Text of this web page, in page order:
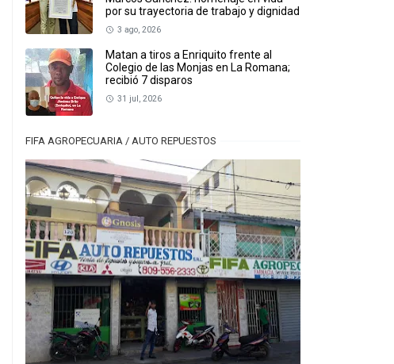
por su trayectoria de trabajo y dignidad
3 ago, 2026
Matan a tiros a Enriquito frente al
Colegio de las Monjas en La Romana;
recibió 7 disparos
31 jul, 2026
FIFA AGROPECUARIA / AUTO REPUESTOS